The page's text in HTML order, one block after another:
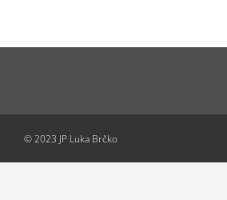
© 2023 JP Luka Brčko